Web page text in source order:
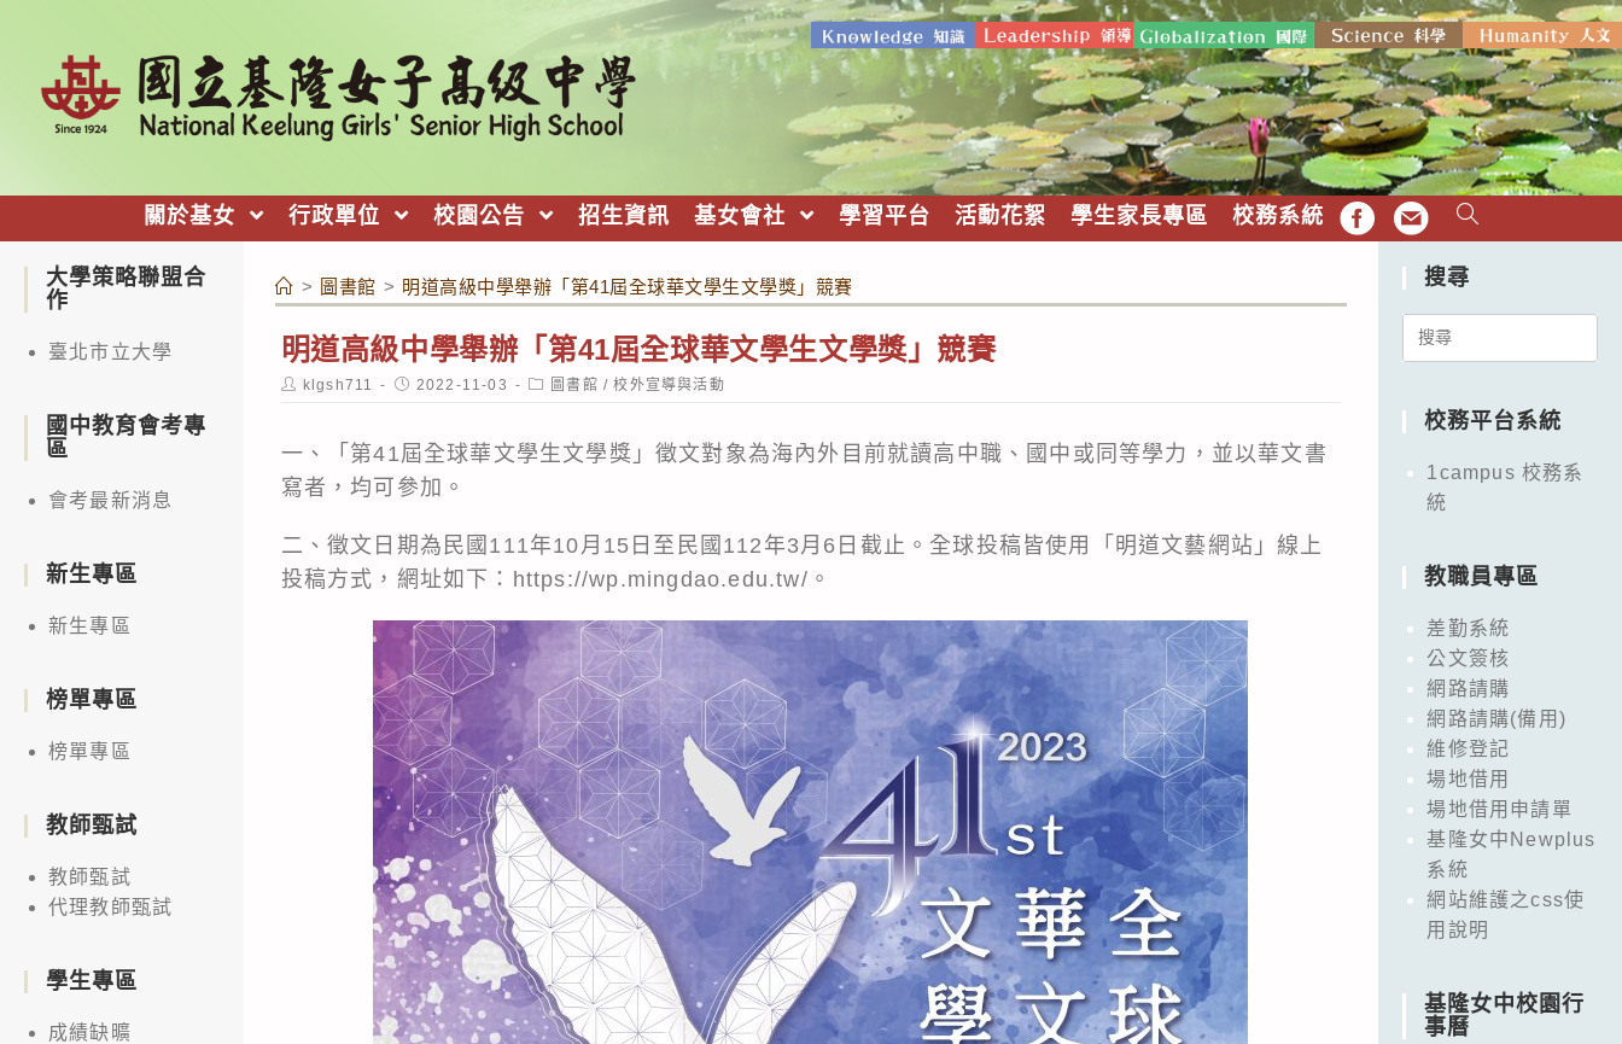
關於基女 行政單位 校園公告 招生資訊 基女會社 學習平台 活動花絮 學生家長專區 校務系統 FB EMAIL
> 圖書館 > 明道高級中學舉辦「第41屆全球華文學生文學獎」競賽
明道高級中學舉辦「第41屆全球華文學生文學獎」競賽
Post
author:
klgsh711
Post
published:
2022-11-03
Post
category:
圖書館 / 校外宣導與活動
一、「第41屆全球華文學生文學獎」徵文對象為海內外目前就讀高中職、國中或同等學力，並以華文書
寫者，均可參加。
二、徵文日期為民國111年10月15日至民國112年3月6日截止。全球投稿皆使用「明道文藝網站」線上
投稿方式，網址如下：https://wp.mingdao.edu.tw/。
大學策略聯盟合
作
臺北市立大學
國中教育會考專
區
會考最新消息
新生專區
新生專區
榜單專區
榜單專區
教師甄試
教師甄試
代理教師甄試
學生專區
成績缺曠
搜尋
Search
校務平台系統
1campus 校務系
統
教職員專區
差勤系統
公文簽核
網路請購
網路請購(備用)
維修登記
場地借用
場地借用申請單
基隆女中Newplus
系統
網站維護之css使
用說明
基隆女中校園行
事曆